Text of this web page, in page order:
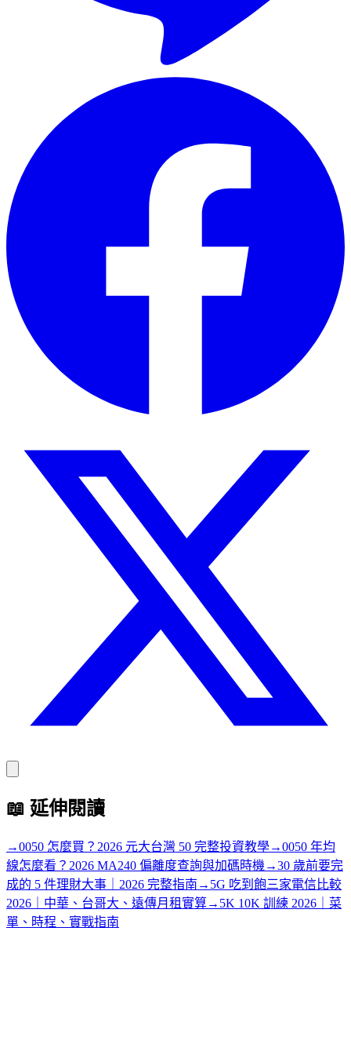
📖 延伸閱讀
→0050 怎麼買？2026 元大台灣 50 完整投資教學→0050 年均
線怎麼看？2026 MA240 偏離度查詢與加碼時機 →30 歲前要完
成的 5 件理財大事｜2026 完整指南 → 5G 吃到飽三家電信比較
2026｜中華、台哥大、遠傳月租實算→ 5K 10K 訓練 2026｜菜
單、時程、實戰指南